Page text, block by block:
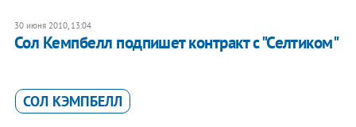
30 июня 2010, 13:04
Сол Кемпбелл подпишет контракт с "Селтиком"
СОЛ КЭМПБЕЛЛ